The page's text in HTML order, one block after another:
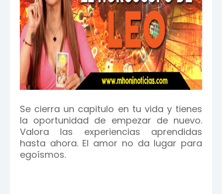
Se cierra un capitulo en tu vida y tienes
la oportunidad de empezar de nuevo.
Valora las experiencias aprendidas
hasta ahora. El amor no da lugar para
egoísmos.